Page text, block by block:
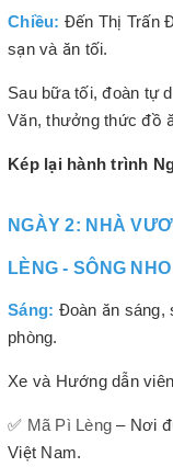
Chiều: Đến Thị Trấn
sạn và ăn tối.
Sau bữa tối, đoàn tự
Văn, thưởng thức đồ
Kép lại hành trình
NGÀY 2: NHÀ
LÈNG - SÔNG
Sáng: Đoàn ăn sáng,
phòng.
Xe và Hướng dẫn
✅ Mã Pì Lèng – Nơi
Việt Nam.